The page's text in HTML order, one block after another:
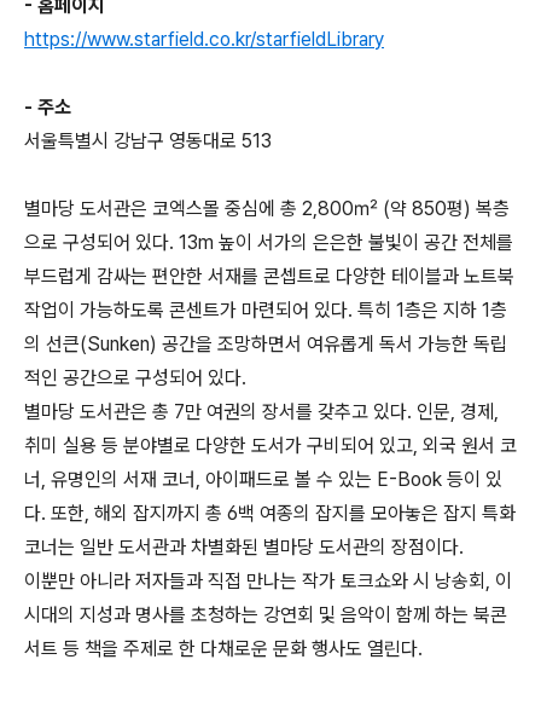
- 홈페이지
https://www.starfield.co.kr/starfieldLibrary
- 주소
서울특별시 강남구 영동대로 513
별마당 도서관은 코엑스몰 중심에 총 2,800㎡ (약 850평) 복층
으로 구성되어 있다. 13m 높이 서가의 은은한 불빛이 공간 전체를
부드럽게 감싸는 편안한 서재를 콘셉트로 다양한 테이블과 노트북
작업이 가능하도록 콘센트가 마련되어 있다. 특히 1층은 지하 1층
의 선큰(Sunken) 공간을 조망하면서 여유롭게 독서 가능한 독립
적인 공간으로 구성되어 있다.
별마당 도서관은 총 7만 여권의 장서를 갖추고 있다. 인문, 경제,
취미 실용 등 분야별로 다양한 도서가 구비되어 있고, 외국 원서 코
너, 유명인의 서재 코너, 아이패드로 볼 수 있는 E-Book 등이 있
다. 또한, 해외 잡지까지 총 6백 여종의 잡지를 모아놓은 잡지 특화
코너는 일반 도서관과 차별화된 별마당 도서관의 장점이다.
이뿐만 아니라 저자들과 직접 만나는 작가 토크쇼와 시 낭송회, 이
시대의 지성과 명사를 초청하는 강연회 및 음악이 함께 하는 북콘
서트 등 책을 주제로 한 다채로운 문화 행사도 열린다.